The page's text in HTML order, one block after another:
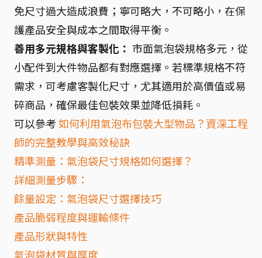
免尺寸過大造成浪費；寧可略大，不可略小，在保
護產品安全與成本之間取得平衡。
善用多元規格與客製化： 市面氣泡袋規格多元，從
小配件到大件物品都有對應選擇。若標準規格不符
需求，可考慮客製化尺寸，尤其適用於高價值或易
碎商品，確保最佳包裝效果並降低損耗。
可以參考如何利用氣泡布包裝大型物品？資深工程
師的完整教學與高效秘訣
精準測量：氣泡袋尺寸規格如何選擇？
詳細測量步驟：
餘量設定：氣泡袋尺寸選擇技巧
產品脆弱程度與運輸條件
產品形狀與特性
氣泡袋材質與厚度